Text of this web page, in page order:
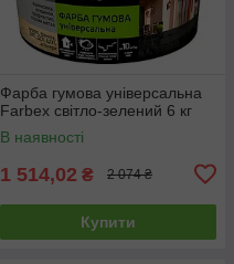
Фарба гумова універсальна
Farbex світло-зелений 6 кг
В наявності
1 514,02 ₴ 2 074 ₴
Купити